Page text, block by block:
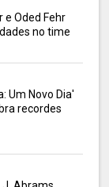
e Oded Fehr
no time
Um Novo Dia'
recordes